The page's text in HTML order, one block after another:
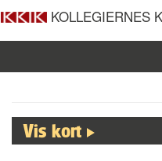
KOLLEGIERNES
Vis kort